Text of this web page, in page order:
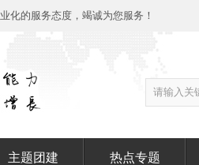
化的服务态度，竭诚为您服务！
主题团建 热点专题